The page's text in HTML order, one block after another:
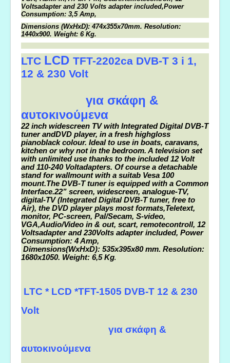
Voltsadapter and 230 Volts adapter included,Power
Consumption: 3,5 Amp,
Dimensions (WxHxD): 474x355x70mm. Resolution:
1440x900. Weight: 6 Kg.
LTC LCD TFT-2202ca DVB-T 3 i 1,
12 & 230 Volt
για σκάφη &
αυτοκινούμενα
22 inch widescreen TV with Integrated Digital DVB-T
tuner andDVD player, in a fresh highgloss
pianoblack colour. Ideal to use in boats, caravans,
kitchen or why not in the bedroom. A television set
with unlimited use thanks to the included 12 Volt
and 110-240 Voltadapters. Of course a detachable
stand for wallmount with a suitab Vesa 100
mount.The DVB-T tuner is equipped with a Common
Interface.22” screen, widescreen, analogue-TV,
digital-TV (Integrated DigitalDVB-T tuner, free to
Air), the DVD player plays most formats,Teletext,
monitor, PC-screen, Pal/Secam, S-video,
VGA,Audio/Video in & out, scart, remotecontroll, 12
Voltsadapter and 230Volts adapter included, Power
Consumption: 4 Amp,
Dimensions(WxHxD): 535x395x80 mm. Resolution:
1680x1050. Weight: 6,5 Kg.
LTC * LCD *TFT-1505 DVB-T 12 & 230
Volt
για σκάφη &
αυτοκινούμενα